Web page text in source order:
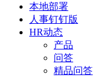
本地部署
人事钉钉版
HR动态
产品
问答
精品问答